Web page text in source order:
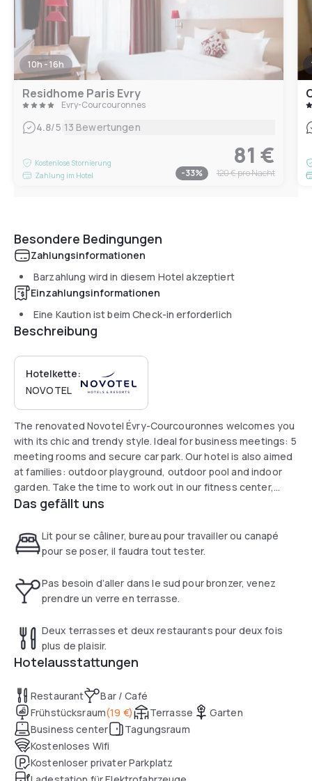
10h - 16h
Residhome Paris Evry
Évry-Courcouronnes
4.8/5 13 Bewertungen
Kostenlose Stornierung
Zahlung im Hotel
81 €
-33% 120 €pro Nacht
Besondere Bedingungen
Zahlungsinformationen
Barzahlung wird in diesem Hotel akzeptiert
Einzahlungsinformationen
Eine Kaution ist beim Check-in erforderlich
Beschreibung
Hotelkette:
NOVOTEL
The renovated Novotel Évry-Courcouronnes welcomes you
with its chic and trendy style. Ideal for business meetings: 5
meeting rooms and secure car park. Our hotel is also aimed
at families: outdoor playground, outdoor pool and indoor
garden. Take the time to work out in our fitness center,
have a drink on one of our 2 terraces and enjoy local
Das gefällt uns
Lit pour se câliner, bureau pour travailler ou canapé
pour se poser, il faudra tout tester.
Pas besoin d’aller dans le sud pour bronzer, venez
prendre un verre en terrasse.
Deux terrasses et deux restaurants pour deux fois
plus de plaisir.
Hotelausstattungen
Restaurant
Bar / Café
Frühstücksraum(19 €) Terrasse
Garten
Business center
Tagungsraum
Kostenloses Wifi
Kostenloser privater Parkplatz